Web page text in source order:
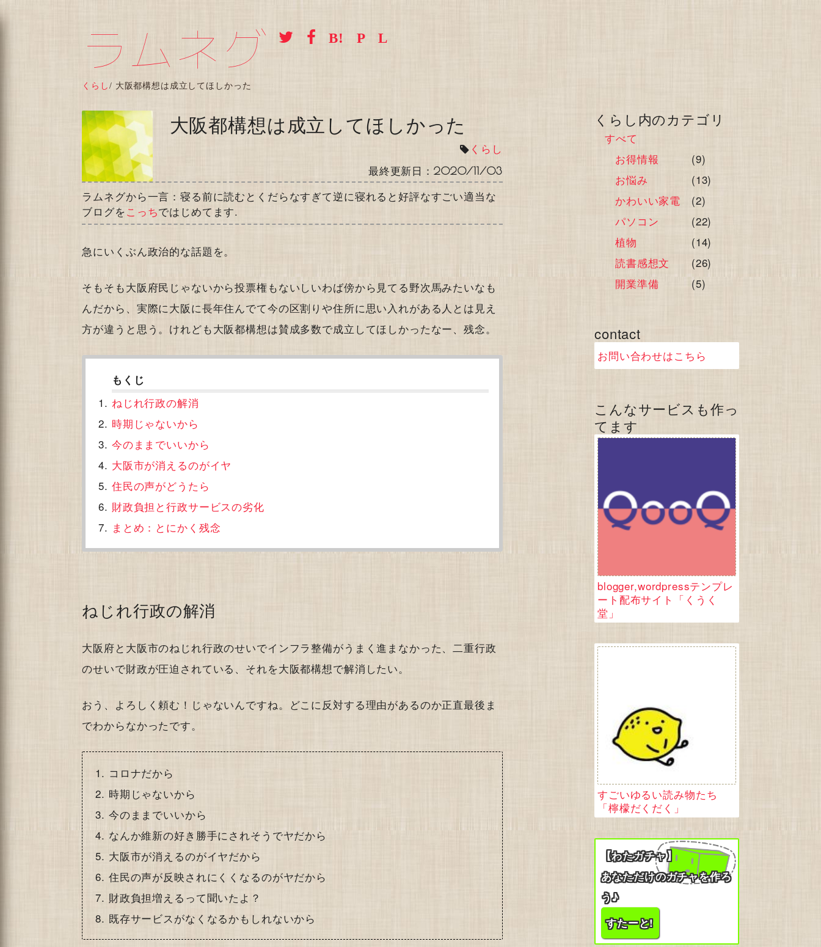
ラムネグ
くらし/ 大阪都構想は成立してほしかった
大阪都構想は成立してほしかった
くらし
最終更新日： 2020/11/03
ラムネグから一言：寝る前に読むとくだらなすぎて逆に寝れると好評なすごい適当な
ブログをこっちではじめてます.
急にいくぶん政治的な話題を。
そもそも大阪府民じゃないから投票権もないしいわば傍から見てる野次馬みたいなも
んだから、実際に大阪に長年住んでて今の区割りや住所に思い入れがある人とは見え
方が違うと思う。けれども大阪都構想は賛成多数で成立してほしかったなー、残念。
ねじれ行政の解消
時期じゃないから
今のままでいいから
大阪市が消えるのがイヤ
住民の声がどうたら
財政負担と行政サービスの劣化
まとめ：とにかく残念
ねじれ行政の解消
大阪府と大阪市のねじれ行政のせいでインフラ整備がうまく進まなかった、二重行政
のせいで財政が圧迫されている、それを大阪都構想で解消したい。
おう、よろしく頼む！じゃないんですね。どこに反対する理由があるのか正直最後ま
でわからなかったです。
コロナだから
時期じゃないから
今のままでいいから
なんか維新の好き勝手にされそうでヤだから
大阪市が消えるのがイヤだから
住民の声が反映されにくくなるのがヤだから
財政負担増えるって聞いたよ？
既存サービスがなくなるかもしれないから
くらし内のカテゴリ
すべて
お得情報
(9)
お悩み
(13)
かわいい家電
(2)
パソコン
(22)
植物
(14)
読書感想文
(26)
開業準備
(5)
contact
お問い合わせはこちら
こんなサービスも作っ
てます
blogger,wordpressテンプレ
ート配布サイト「くうく
堂」
すごいゆるい読み物たち
「檸檬だくだく」
【わたガチャ】
あなただけのガチャを作ろ
う♪
すたーと!